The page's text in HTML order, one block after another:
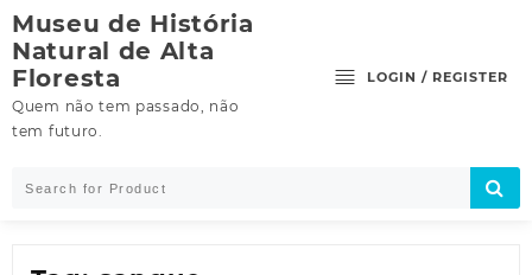
Skip
to
content
Museu de História
Natural de Alta
Floresta
Quem não tem passado, não
tem futuro.
LOGIN / REGISTER